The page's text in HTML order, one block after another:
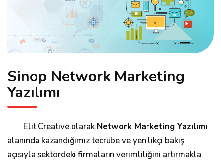
Sinop Network Marketing
Yazılımı
Elit Creative olarak Network Marketing Yazılımı
alanında kazandığımız tecrübe ve yenilikçi bakış
açısıyla sektördeki firmaların verimliliğini artırmakla